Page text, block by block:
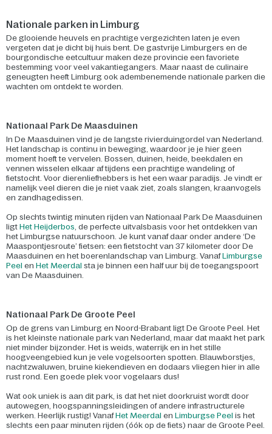
Nationale parken in Limburg
De glooiende heuvels en prachtige vergezichten laten je even
vergeten dat je dicht bij huis bent. De gastvrije Limburgers en de
bourgondische eetcultuur maken deze provincie een favoriete
bestemming voor veel vakantiegangers. Maar naast de culinaire
geneugten heeft Limburg ook adembenemende nationale parken die
wachten om ontdekt te worden.
Nationaal Park De Maasduinen
In De Maasduinen vind je de langste rivierduingordel van Nederland.
Het landschap is continu in beweging, waardoor je je hier geen
moment hoeft te vervelen. Bossen, duinen, heide, beekdalen en
vennen wisselen elkaar af tijdens een prachtige wandeling of
fietstocht. Voor dierenliefhebbers is het een waar paradijs. Je vindt er
namelijk veel dieren die je niet vaak ziet, zoals slangen, kraanvogels
en zandhagedissen.
Op slechts twintig minuten rijden van Nationaal Park De Maasduinen
ligt Het Heijderbos, de perfecte uitvalsbasis voor het ontdekken van
het Limburgse natuurschoon. Je kunt vanaf daar onder andere ‘De
Maaspontjesroute’ fietsen: een fietstocht van 37 kilometer door De
Maasduinen en het boerenlandschap van Limburg. VanafLimburgse
Peel en Het Meerdal sta je binnen een half uur bij de toegangspoort
van De Maasduinen.
Nationaal Park De Groote Peel
Op de grens van Limburg en Noord-Brabant ligt De Groote Peel. Het
is het kleinste nationale park van Nederland, maar dat maakt het park
niet minder bijzonder. Het is weids, waterrijk en in het stille
hoogveengebied kun je vele vogelsoorten spotten. Blauwborstjes,
nachtzwaluwen, bruine kiekendieven en dodaars vliegen hier in alle
rust rond. Een goede plek voor vogelaars dus!
Wat ook uniek is aan dit park, is dat het niet doorkruist wordt door
autowegen, hoogspanningsleidingen of andere infrastructurele
werken. Heerlijk rustig! VanafHet Meerdal en Limburgse Peel is het
slechts een paar minuten rijden (óók op de fiets) naar de Groote Peel.